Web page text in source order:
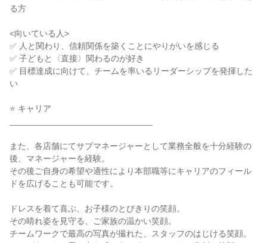
る方
<向いている人>
✅ 人と関わり、信頼関係を築くことにやりがいを感じる
✅ 子どもと〈直接〉関わるのが好き
✅ 目標達成に向けて、チームを率いるリーダーシップを発揮した
い
⭐ キャリア
また、各店舗にてサブマネージャーとして業務全般を十分経験の
後、マネージャーを経験。
その後ご自身の希望や適性により本部職等にキャリアのフィール
ドを広げることも可能です。
ドレスを着て喜ぶ、お子様のとびきりの笑顔。
その晴れ姿を見守る、ご家族の温かい笑顔。
チームワークで最高の写真が撮れた、スタッフのはじける笑顔。